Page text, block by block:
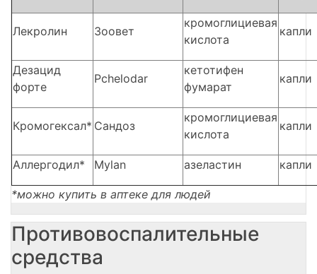
Лекролин Зоовет
кромоглициевая
кислота
капли
Дезацид
форте
Pchelodar
кетотифен
фумарат
капли
Кромогексал* Сандоз
кромоглициевая
кислота
капли
Аллергодил* Mylan азеластин капли
*можно купить в аптеке для людей
Противовоспалительные
средства